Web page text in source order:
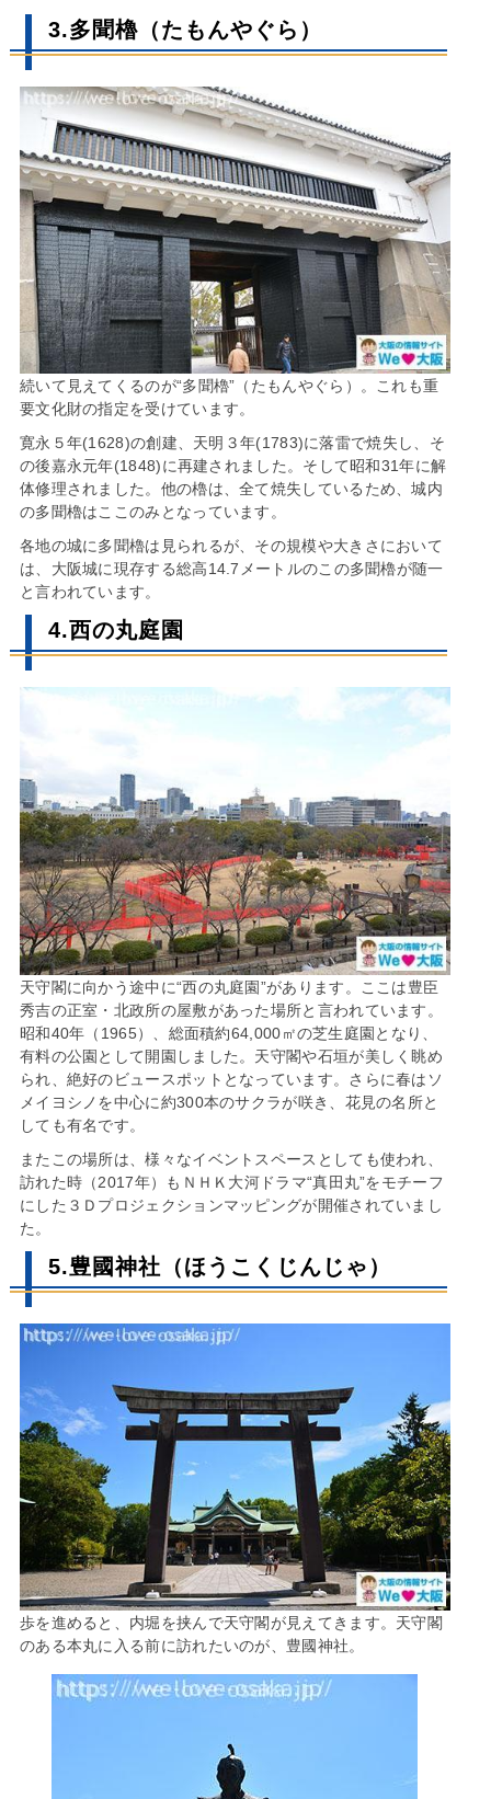
3.多聞櫓（たもんやぐら）
続いて見えてくるのが“多聞櫓”（たもんやぐら）。これも重
要文化財の指定を受けています。
寛永５年(1628)の創建、天明３年(1783)に落雷で焼失し、そ
の後嘉永元年(1848)に再建されました。そして昭和31年に解
体修理されました。他の櫓は、全て焼失しているため、城内
の多聞櫓はここのみとなっています。
各地の城に多聞櫓は見られるが、その規模や大きさにおいて
は、大阪城に現存する総高14.7メートルのこの多聞櫓が随一
と言われています。
4.西の丸庭園
天守閣に向かう途中に“西の丸庭園”があります。ここは豊臣
秀吉の正室・北政所の屋敷があった場所と言われています。
昭和40年（1965）、総面積約64,000㎡の芝生庭園となり、
有料の公園として開園しました。天守閣や石垣が美しく眺め
られ、絶好のビュースポットとなっています。さらに春はソ
メイヨシノを中心に約300本のサクラが咲き、花見の名所と
しても有名です。
またこの場所は、様々なイベントスペースとしても使われ、
訪れた時（2017年）もＮＨＫ大河ドラマ“真田丸”をモチーフ
にした３Ｄプロジェクションマッピングが開催されていまし
た。
5.豊國神社（ほうこくじんじゃ）
歩を進めると、内堀を挟んで天守閣が見えてきます。天守閣
のある本丸に入る前に訪れたいのが、豊國神社。